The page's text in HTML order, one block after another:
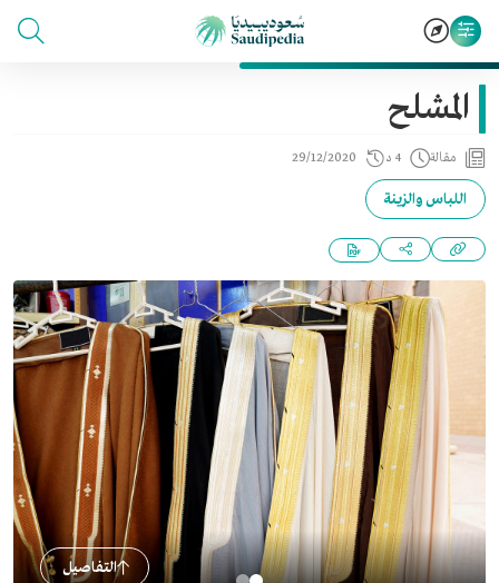
المشلح
مقالة 4 د 29/12/2020
اللباس والزينة
التفاصيل